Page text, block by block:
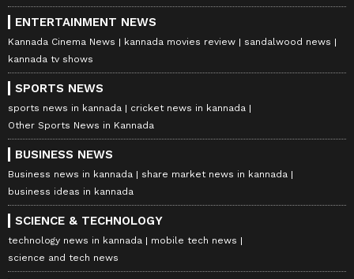
ENTERTAINMENT NEWS
Kannada Cinema News kannada movies review
sandalwood news
kannada tv shows
SPORTS NEWS
sports news in kannada
cricket news in kannada
Other Sports News in Kannada
BUSINESS NEWS
Business news in kannada
share market news in kannada
business ideas in kannada
SCIENCE & TECHNOLOGY
technology news in kannada
mobile tech news
science and tech news